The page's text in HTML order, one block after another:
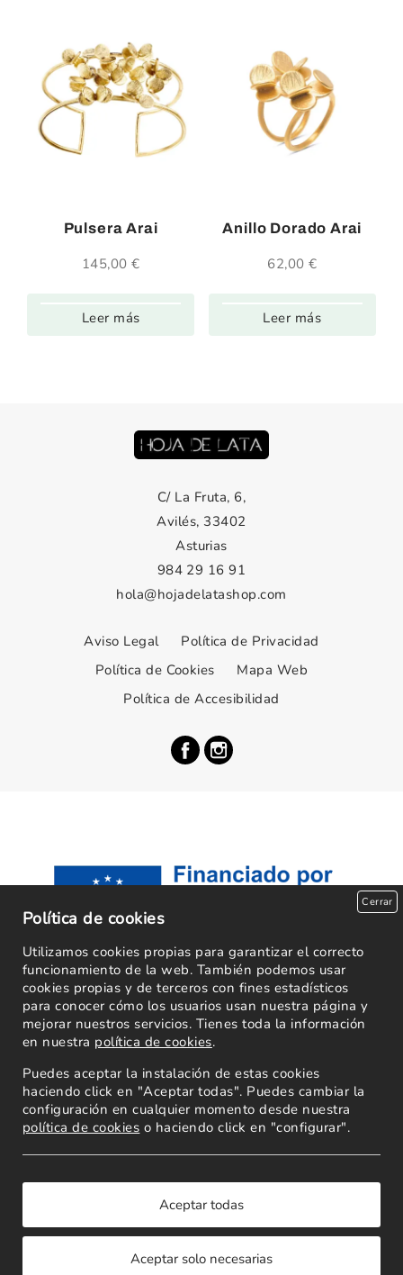
Pulsera Arai
145,00€
Leer más
Anillo Dorado Arai
62,00€
Leer más
C/ La Fruta, 6,
Avilés, 33402
Asturias
984 29 16 91
hola@hojadelatashop.com
Aviso Legal
Política de Privacidad
Política de Cookies
Mapa Web
Política de Accesibilidad
Powered by
Cerrar
Política de cookies
Utilizamos cookies propias para garantizar el correcto
funcionamiento de la web. También podemos usar
cookies propias y de terceros con fines estadísticos
para conocer cómo los usuarios usan nuestra página y
mejorar nuestros servicios. Tienes toda la información
en nuestra política de cookies.
Puedes aceptar la instalación de estas cookies
haciendo click en "Aceptar todas". Puedes cambiar la
configuración en cualquier momento desde nuestra
política de cookies o haciendo click en "configurar".